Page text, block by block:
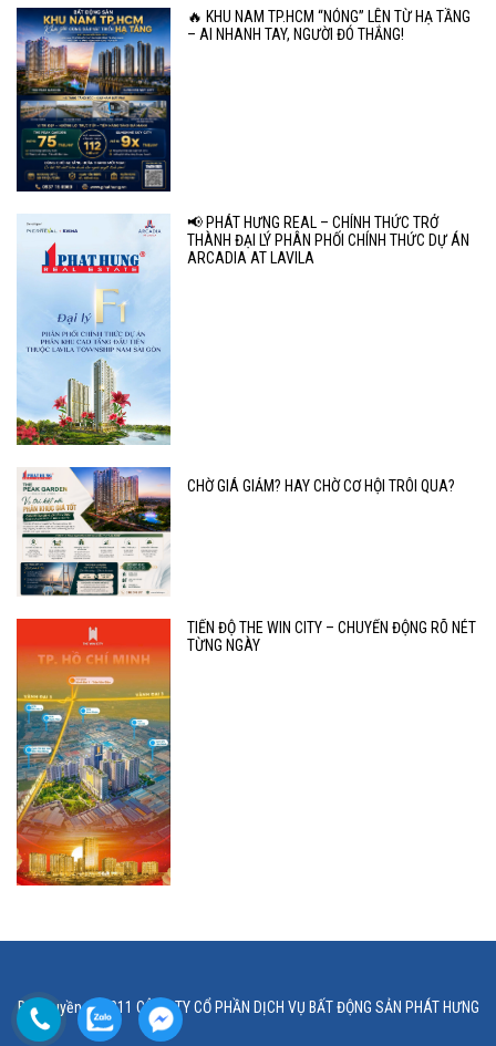
🔥 KHU NAM TP.HCM “NÓNG” LÊN TỪ HẠ TẦNG
– AI NHANH TAY, NGƯỜI ĐÓ THẮNG!
📢 PHÁT HƯNG REAL – CHÍNH THỨC TRỞ
THÀNH ĐẠI LÝ PHÂN PHỐI CHÍNH THỨC DỰ ÁN
ARCADIA AT LAVILA
CHỜ GIÁ GIẢM? HAY CHỜ CƠ HỘI TRÔI QUA?
TIẾN ĐỘ THE WIN CITY – CHUYỂN ĐỘNG RÕ NÉT
TỪNG NGÀY
Bản quyền © 2011 CÔNG TY CỔ PHẦN DỊCH VỤ BẤT ĐỘNG SẢN PHÁT HƯNG